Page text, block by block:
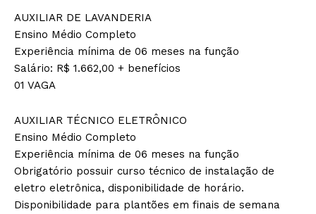
AUXILIAR DE LAVANDERIA
Ensino Médio Completo
Experiência mínima de 06 meses na função
Salário: R$ 1.662,00 + benefícios
01 VAGA
AUXILIAR TÉCNICO ELETRÔNICO
Ensino Médio Completo
Experiência mínima de 06 meses na função
Obrigatório possuir curso técnico de instalação de
eletro eletrônica, disponibilidade de horário.
Disponibilidade para plantões em finais de semana